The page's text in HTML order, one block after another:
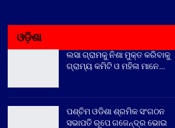
ଓଡ଼ିଶା
ଲସା ଗ୍ରାମକୁ ନିଶା ମୁକ୍ତ କରିବାକୁ
ଗ୍ରାମ୍ୟ କମିଟି ଓ ମହିଳା ମାନେ…
ପଶ୍ଚିମ ଓଡିଶା ଶ୍ରମିକ ସଂଗଠନ
ସଭାପତି ରୂପେ ଗଜେନ୍ଦ୍ର ଭୋଇ